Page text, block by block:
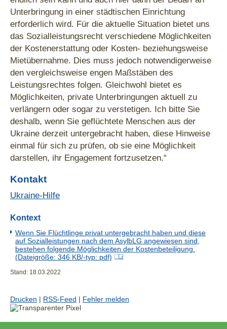
Unterbringung in einer städtischen Einrichtung
erforderlich wird. Für die aktuelle Situation bietet uns
das Sozialleistungsrecht verschiedene Möglichkeiten
der Kostenerstattung oder Kosten- beziehungsweise
Mietübernahme. Dies muss jedoch notwendigerweise
den vergleichsweise engen Maßstäben des
Leistungsrechtes folgen. Gleichwohl bietet es
Möglichkeiten, private Unterbringungen aktuell zu
verlängern oder sogar zu verstetigen. Ich bitte Sie
deshalb, wenn Sie geflüchtete Menschen aus der
Ukraine derzeit untergebracht haben, diese Hinweise
einmal für sich zu prüfen, ob sie eine Möglichkeit
darstellen, ihr Engagement fortzusetzen.“
Kontakt
Ukraine-Hilfe
Kontext
Wenn Sie Flüchtlinge privat untergebracht haben und diese
auf Sozialleistungen nach dem AsylbLG angewiesen sind,
bestehen folgende Möglichkeiten der Kostenbeteiligung.
(Dateigröße: 346 KB/-typ: pdf)
Stand: 18.03.2022
Drucken | RSS-Feed | Fehler melden